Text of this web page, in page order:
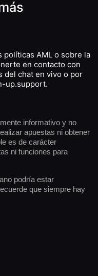
AML o sobre la
en contacto con
del chat en vivo o por
up.support.
informativo y no
apuestas ni obtener
es de carácter
ni funciones para
podría estar
que siempre hay